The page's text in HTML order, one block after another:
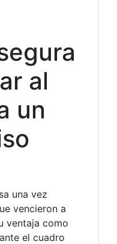
al
un
una vez
vencieron a
ventaja como
el cuadro